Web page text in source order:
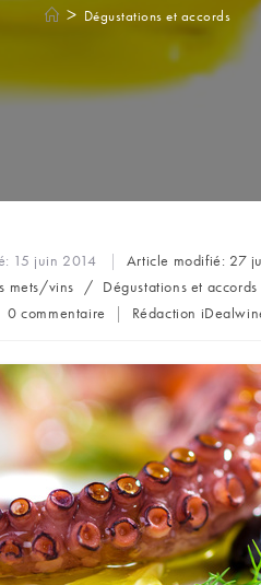
> Dégustations et accords
15 juin 2014 Article modifié: 27
mets/vins / Dégustations et accords
Commentaires
publication :
0 commentaire
Auteur/autrice
publication :
Rédaction